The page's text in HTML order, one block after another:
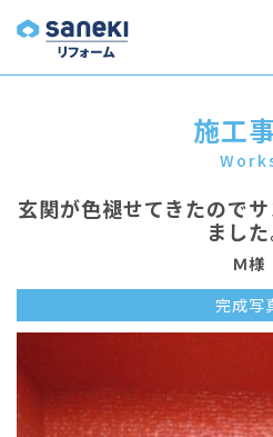
施工
玄関が色褪せてきたので
ました
Ｍ様
完成写